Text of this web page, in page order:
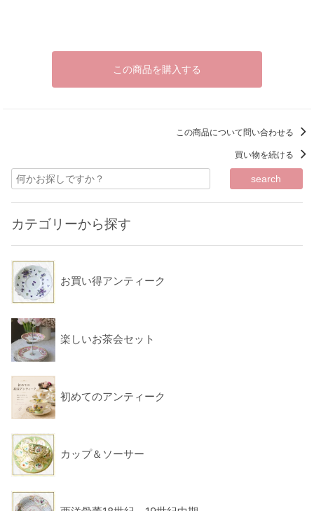
この商品を購入する
この商品について問い合わせる
買い物を続ける
カテゴリーから探す
お買い得アンティーク
楽しいお茶会セット
初めてのアンティーク
カップ＆ソーサー